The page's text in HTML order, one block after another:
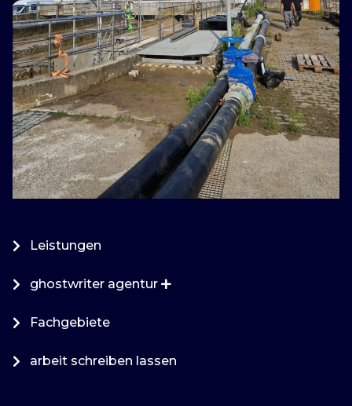
Leistungen
ghostwriter agentur
Fachgebiete
arbeit schreiben lassen